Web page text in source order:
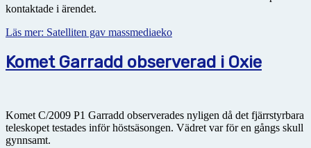
kontaktade i ärendet.
Läs mer: Satelliten gav massmediaeko
Komet Garradd observerad i Oxie
Komet C/2009 P1 Garradd observerades nyligen då det fjärrstyrbara
teleskopet testades inför höstsäsongen. Vädret var för en gångs skull
gynnsamt.